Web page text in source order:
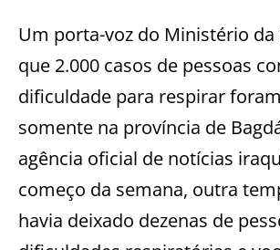
Um porta-voz do Ministério da
que 2.000 casos de pessoas
dificuldade para respirar
somente na província de
agência oficial de notícias
começo da semana, outra
havia deixado dezenas de